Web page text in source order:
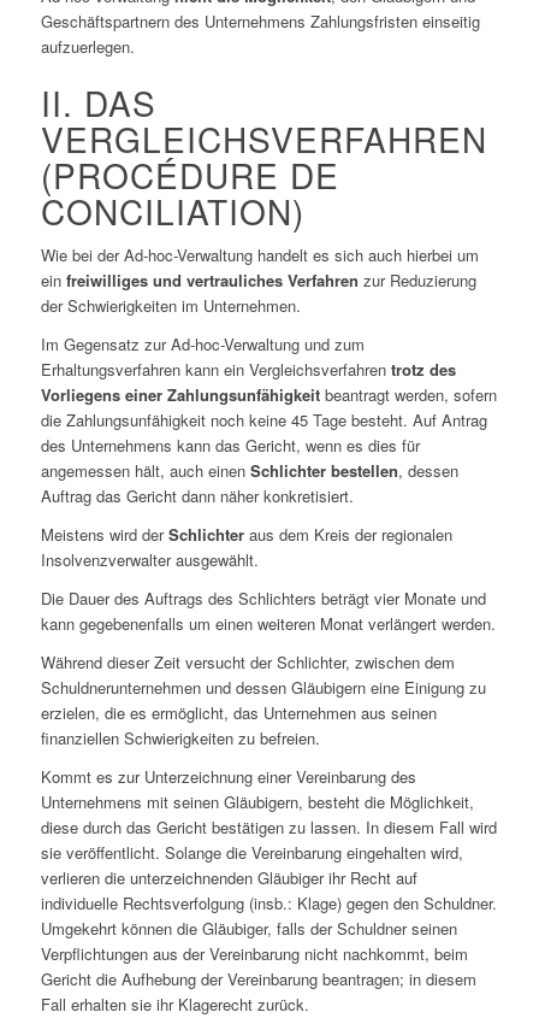
Geschäftspartnern des Unternehmens Zahlungsfristen einseitig
aufzuerlegen.
II. DAS
VERGLEICHSVERFAHREN
(PROCÉDURE DE
CONCILIATION)
Wie bei der Ad-hoc-Verwaltung handelt es sich auch hierbei um
ein freiwilliges und vertrauliches Verfahren zur Reduzierung
der Schwierigkeiten im Unternehmen.
Im Gegensatz zur Ad-hoc-Verwaltung und zum
Erhaltungsverfahren kann ein Vergleichsverfahren trotz des
Vorliegens einer Zahlungsunfähigkeitbeantragt werden, sofern
die Zahlungsunfähigkeit noch keine 45 Tage besteht. Auf Antrag
des Unternehmens kann das Gericht, wenn es dies für
angemessen hält, auch einen Schlichter bestellen, dessen
Auftrag das Gericht dann näher konkretisiert.
Meistens wird derSchlichteraus dem Kreis der regionalen
Insolvenzverwalter ausgewählt.
Die Dauer des Auftrags des Schlichters beträgt vier Monate und
kann gegebenenfalls um einen weiteren Monat verlängert werden.
Während dieser Zeit versucht der Schlichter, zwischen dem
Schuldnerunternehmen und dessen Gläubigern eine Einigung zu
erzielen, die es ermöglicht, das Unternehmen aus seinen
finanziellen Schwierigkeiten zu befreien.
Kommt es zur Unterzeichnung einer Vereinbarung des
Unternehmens mit seinen Gläubigern, besteht die Möglichkeit,
diese durch das Gericht bestätigen zu lassen. In diesem Fall wird
sie veröffentlicht. Solange die Vereinbarung eingehalten wird,
verlieren die unterzeichnenden Gläubiger ihr Recht auf
individuelle Rechtsverfolgung (insb.: Klage) gegen den Schuldner.
Umgekehrt können die Gläubiger, falls der Schuldner seinen
Verpflichtungen aus der Vereinbarung nicht nachkommt, beim
Gericht die Aufhebung der Vereinbarung beantragen; in diesem
Fall erhalten sie ihr Klagerecht zurück.